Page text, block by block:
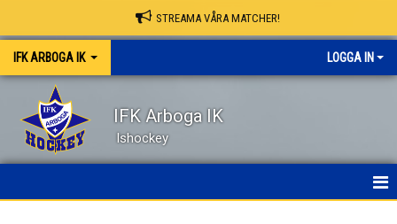
STREAMA VÅRA MATCHER!
IFK ARBOGA IK LOGGA IN
IFK Arboga IK
Ishockey